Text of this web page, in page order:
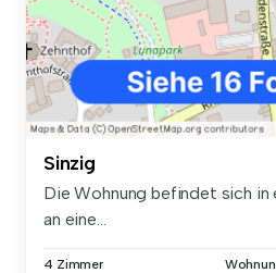
Sinzig
Die Wohnung befindet sich in
an eine...
4 Zimmer